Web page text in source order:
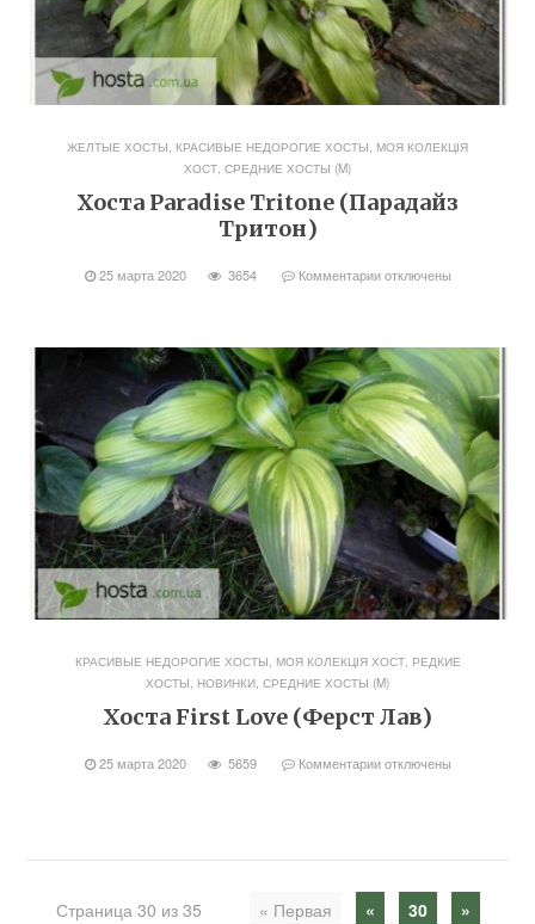
ЖЕЛТЫЕ ХОСТЫ, КРАСИВЫЕ НЕДОРОГИЕ ХОСТЫ, МОЯ КОЛЕКЦІЯ
ХОСТ, СРЕДНИЕ ХОСТЫ (M)
Хоста Paradise Tritone (Парадайз
Тритон)
25 марта 2020 3654 Комментарииотключены
КРАСИВЫЕ НЕДОРОГИЕ ХОСТЫ, МОЯ КОЛЕКЦІЯ ХОСТ, РЕДКИЕ
ХОСТЫ, НОВИНКИ, СРЕДНИЕ ХОСТЫ (M)
Хоста First Love (Ферст Лав)
25 марта 2020 5659 Комментарииотключены
Страница 30 из 35 « Первая « 30 »